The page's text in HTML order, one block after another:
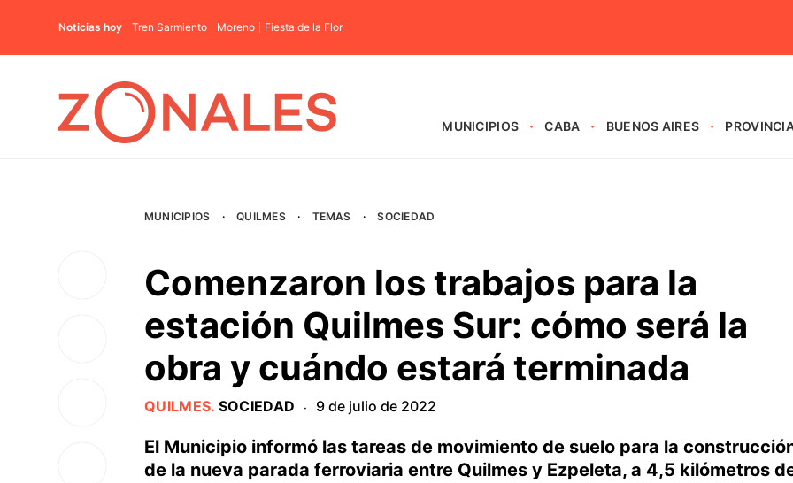
Noticias hoy Tren Sarmiento Moreno Fiesta de la Flor
MUNICIPIOS CABA BUENOS AIRES
MUNICIPIOS · QUILMES · TEMAS · SOCIEDAD
Comenzaron los trabajos para la
estación Quilmes Sur: cómo será la
obra y cuándo estará terminada
QUILMES. SOCIEDAD · 9 de julio de 2022
El Municipio informó las tareas de movimiento de suelo para la
de la nueva parada ferroviaria entre Quilmes y Ezpeleta, a 4,5 kilómetros